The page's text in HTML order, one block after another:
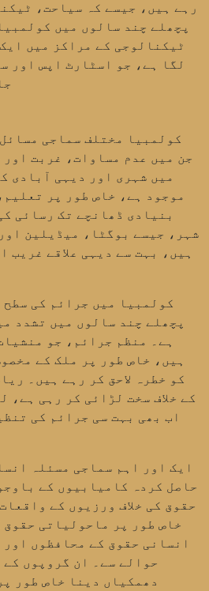
رہے ہیں، جیسے کہ سیاحت،
پچھلے چند سالوں میں
ٹیکنالوجی کے مراکز میں
لگا ہے، جو اسٹارٹ اپس اور
کولمبیا مختلف سماجی
جن میں عدم مساوات، غربت
میں شہری اور دیہی آبادی
موجود ہے، خاص طور پر
بنیادی ڈھانچے تک رسائی
شہر، جیسے بوگٹا، میڈیلین
ہیں، بہت سے دیہی علاقے غریب
کولمبیا میں جرائم کی سطح
پچھلے چند سالوں میں تشدد
ہے۔ منظم جرائم، جو
ہیں، خاص طور پر ملک کے
کو خطرہ لاحق کر رہے ہیں۔
کے خلاف سخت لڑائی کر رہی ہے،
اب بھی بہت سی جرائم کی
ایک اور اہم سماجی مسئلہ
حاصل کردہ کامیابیوں کے
حقوق کی خلاف ورزیوں کے
خاص طور پر ماحولیاتی حقوق
انسانی حقوق کے محافظوں
حوالے سے۔ ان گروپوں کے
دھمکیاں دینا خاص طور